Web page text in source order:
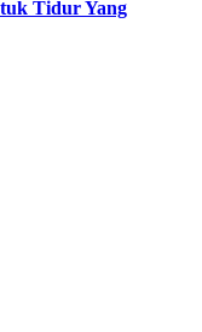
Tidur Yang